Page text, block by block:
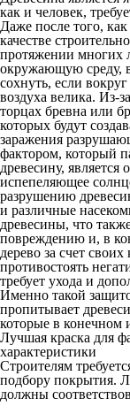
как и человек,
Даже после того,
качестве
протяжении многих
окружающую среду,
сохнуть, если
воздуха велика. Из-
торцах бревна или
которых будут
заражения
фактором, который
древесину,
испепеляющее
разрушению
и различные
древесины, что
повреждению и, в
дерево за счет
противостоять
требует ухода и
Именно такой
пропитывает
которые в конечном
Лучшая краска для
характеристики
Строителям
подбору покрытия.
должны